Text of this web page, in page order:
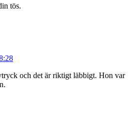
tös.
och det är riktigt läbbigt. Hon var